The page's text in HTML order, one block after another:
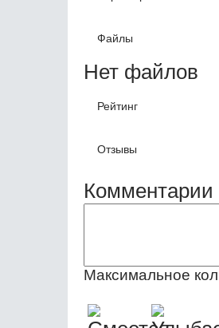
Файлы
Нет файлов
Рейтинг
Отзывы
Комментарии
Максимальное